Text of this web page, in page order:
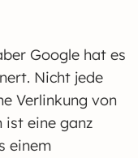
Google hat es
Nicht jede
Verlinkung von
ist eine ganz
einem